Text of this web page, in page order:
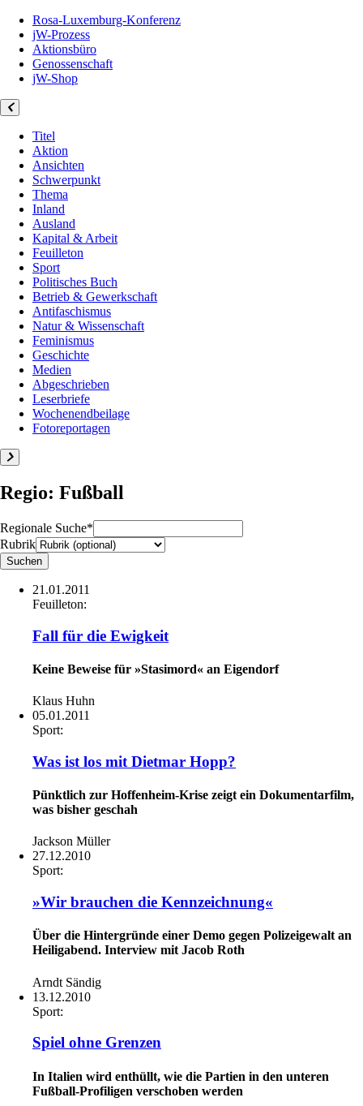
Rosa-Luxemburg-Konferenz
jW-Prozess
Aktionsbüro
Genossenschaft
jW-Shop
Titel
Aktion
Ansichten
Schwerpunkt
Thema
Inland
Ausland
Kapital & Arbeit
Feuilleton
Sport
Politisches Buch
Betrieb & Gewerkschaft
Antifaschismus
Natur & Wissenschaft
Feminismus
Geschichte
Medien
Abgeschrieben
Leserbriefe
Wochenendbeilage
Fotoreportagen
Regio: Fußball
Regionale Suche*
Rubrik
21.01.2011
Feuilleton:
Fall für die Ewigkeit
Keine Beweise für »Stasimord« an Eigendorf
Klaus Huhn
05.01.2011
Sport:
Was ist los mit Dietmar Hopp?
Pünktlich zur Hoffenheim-Krise zeigt ein Dokumentarfilm,
was bisher geschah
Jackson Müller
27.12.2010
Sport:
»Wir brauchen die Kennzeichnung«
Über die Hintergründe einer Demo gegen Polizeigewalt an
Heiligabend. Interview mit Jacob Roth
Arndt Sändig
13.12.2010
Sport:
Spiel ohne Grenzen
In Italien wird enthüllt, wie die Partien in den unteren
Fußball-Profiligen verschoben werden